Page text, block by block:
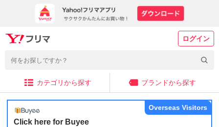
ログイン
カテゴリから探す ブランドから探す
Click here for Buyee
Overseas Visitors